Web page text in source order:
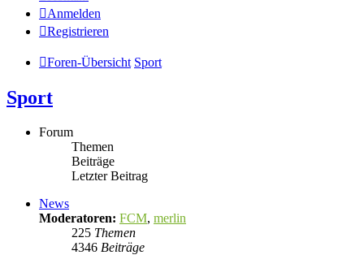
Anmelden
Registrieren
Foren-Übersicht Sport
Sport
Forum
Themen
Beiträge
Letzter Beitrag
News
Moderatoren: FCM, merlin
225 Themen
4346 Beiträge